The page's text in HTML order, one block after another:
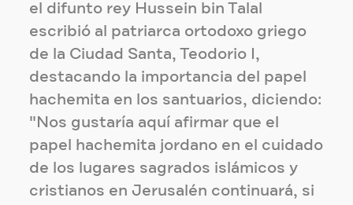
el difunto rey Hussein bin Talal
escribió al patriarca ortodoxo griego
de la Ciudad Santa, Teodorio I,
destacando la importancia del papel
hachemita en los santuarios, diciendo:
"Nos gustaría aquí afirmar que el
papel hachemita jordano en el cuidado
de los lugares sagrados islámicos y
cristianos en Jerusalén continuará, si